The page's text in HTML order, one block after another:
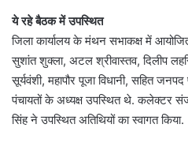
ये रहे बैठक में उपस्थित
जिला कार्यालय के मंथन सभाकक्ष में
सुशांत शुक्ला, अटल श्रीवास्तव, दिलीप
सूर्यवंशी, महापौर पूजा विधानी, सहित
पंचायतों के अध्यक्ष उपस्थित थे. कलेक्टर
सिंह ने उपस्थित अतिथियों का स्वागत किया.